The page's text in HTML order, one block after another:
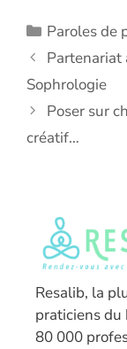
Catégories
Paroles de
Partenariat
Sophrologie
Poser sur
créatif…
Resalib, la
praticiens du
80 000